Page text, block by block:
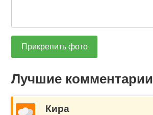
Прикрепить фото
Лучшие комментарии
Кира